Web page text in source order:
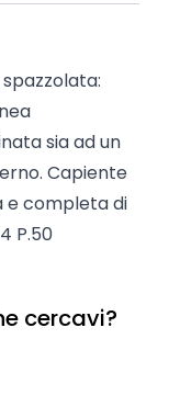
sia ad un
Capiente
completa di
P.50
cercavi?